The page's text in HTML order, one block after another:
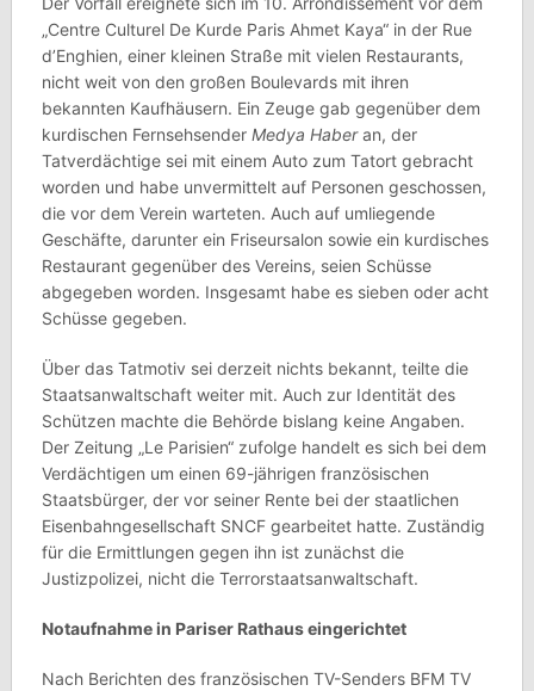
„Centre Culturel De Kurde Paris Ahmet Kaya“ in der Rue
d’Enghien, einer kleinen Straße mit vielen Restaurants,
nicht weit von den großen Boulevards mit ihren
bekannten Kaufhäusern. Ein Zeuge gab gegenüber dem
kurdischen Fernsehsender Medya Haberan, der
Tatverdächtige sei mit einem Auto zum Tatort gebracht
worden und habe unvermittelt auf Personen geschossen,
die vor dem Verein warteten. Auch auf umliegende
Geschäfte, darunter ein Friseursalon sowie ein kurdisches
Restaurant gegenüber des Vereins, seien Schüsse
abgegeben worden. Insgesamt habe es sieben oder acht
Schüsse gegeben.
Über das Tatmotiv sei derzeit nichts bekannt, teilte die
Staatsanwaltschaft weiter mit. Auch zur Identität des
Schützen machte die Behörde bislang keine Angaben.
Der Zeitung „Le Parisien“ zufolge handelt es sich bei dem
Verdächtigen um einen 69-jährigen französischen
Staatsbürger, der vor seiner Rente bei der staatlichen
Eisenbahngesellschaft SNCF gearbeitet hatte. Zuständig
für die Ermittlungen gegen ihn ist zunächst die
Justizpolizei, nicht die Terrorstaatsanwaltschaft.
Notaufnahme in Pariser Rathaus eingerichtet
Nach Berichten des französischen TV-Senders BFM TV